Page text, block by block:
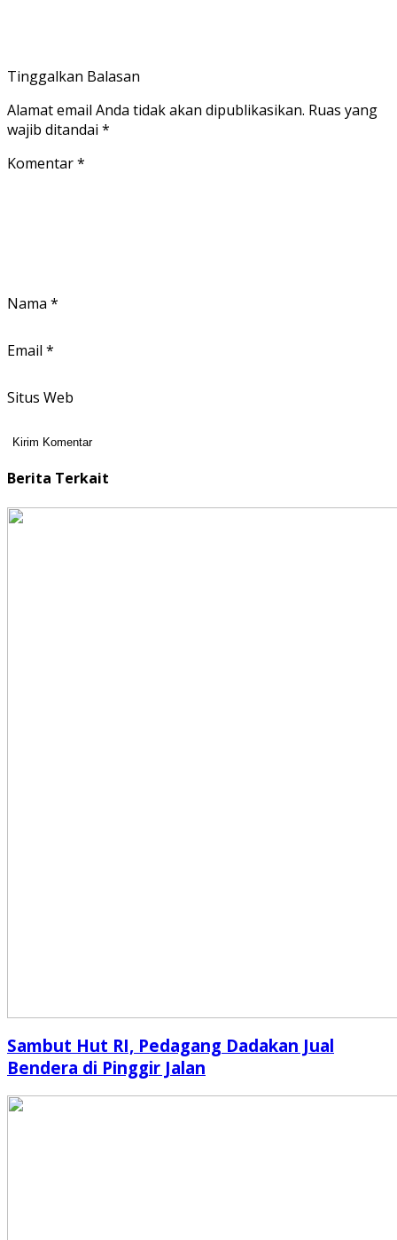
Tinggalkan Balasan
Alamat email Anda tidak akan dipublikasikan. Ruas yang
wajib ditandai *
Komentar*
Nama *
Email *
Situs Web
Berita Terkait
Sambut Hut RI, Pedagang Dadakan Jual
Bendera di Pinggir Jalan